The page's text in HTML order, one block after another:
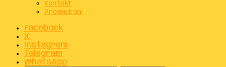
Kontakt
Promotion
Facebook
X
Instagram
Telegram
WhatsApp